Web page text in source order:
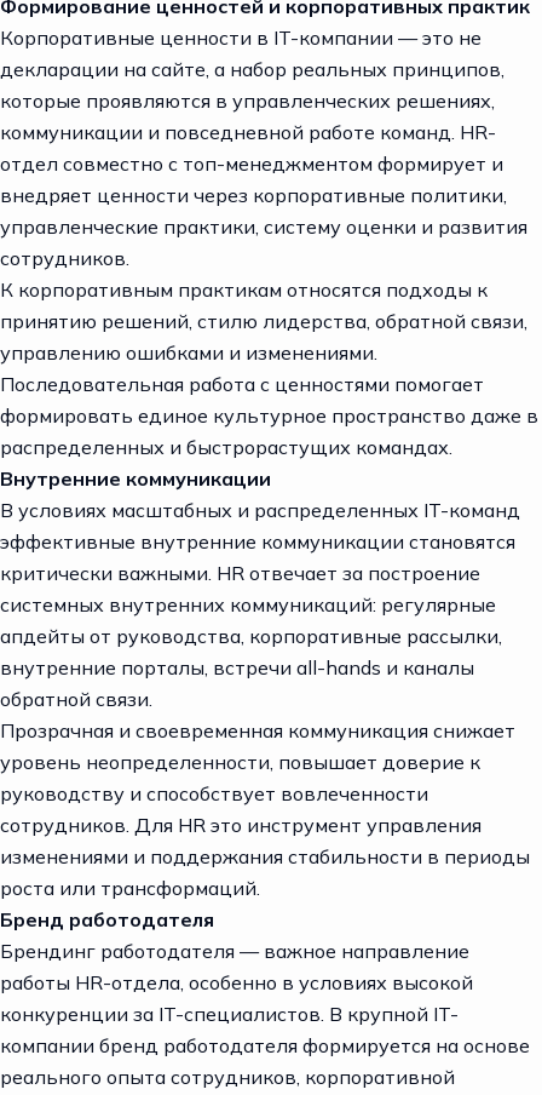
Формирование ценностей и корпоративных практик
Корпоративные ценности в IT-компании — это не
декларации на сайте, а набор реальных принципов,
которые проявляются в управленческих решениях,
коммуникации и повседневной работе команд. HR-
отдел совместно с топ-менеджментом формирует и
внедряет ценности через корпоративные политики,
управленческие практики, систему оценки и развития
сотрудников.
К корпоративным практикам относятся подходы к
принятию решений, стилю лидерства, обратной связи,
управлению ошибками и изменениями.
Последовательная работа с ценностями помогает
формировать единое культурное пространство даже в
распределенных и быстрорастущих командах.
Внутренние коммуникации
В условиях масштабных и распределенных IT-команд
эффективные внутренние коммуникации становятся
критически важными. HR отвечает за построение
системных внутренних коммуникаций: регулярные
апдейты от руководства, корпоративные рассылки,
внутренние порталы, встречи all-hands и каналы
обратной связи.
Прозрачная и своевременная коммуникация снижает
уровень неопределенности, повышает доверие к
руководству и способствует вовлеченности
сотрудников. Для HR это инструмент управления
изменениями и поддержания стабильности в периоды
роста или трансформаций.
Бренд работодателя
Брендинг работодателя — важное направление
работы HR-отдела, особенно в условиях высокой
конкуренции за IT-специалистов. В крупной IT-
компании бренд работодателя формируется на основе
реального опыта сотрудников, корпоративной